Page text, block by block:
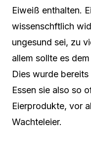
Eiweiß enthalten.
wissenschftlich
ungesund sei, zu
allem sollte es
Dies wurde
Essen sie also so
Eierprodukte, vor
Wachteleier.